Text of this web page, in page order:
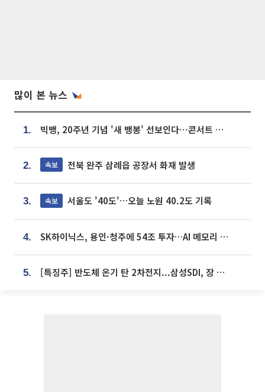
많이 본 뉴스
1. 빅뱅, 20주년 기념 '새 뱅봉' 선보인다⋯콘서트 앞두고 팝업 개최
2. 속보 전북 완주 삼례읍 공장서 화재 발생
3. 속보 서울도 '40도'…오늘 노원 40.2도 기록
4. SK하이닉스, 용인·청주에 54조 투자…AI 메모리 생산기지 키운다
5. [특징주] 반도체 온기 탄 2차전지...삼성SDI, 장 초반 7% 넘게 껑충